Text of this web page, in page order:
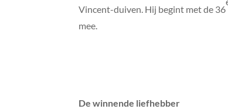
Vincent-duiven. Hij begint met de 36
mee.
De winnende liefhebber